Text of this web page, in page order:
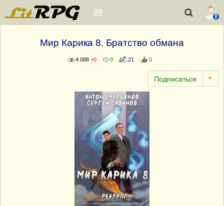
Мир Карика 8. Братство обмана
4 088 +0 0 21 0